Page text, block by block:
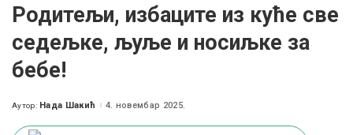
Родитељи, избаците из куће све
седељке, љуље и носиљке за
бебе!
Posted
Аутор: Нада Шакић 4. новембар 2025.